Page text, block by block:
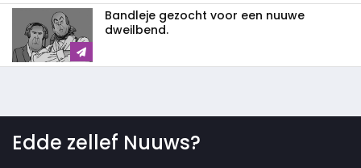
Bandleje gezocht voor een nuuwe
dweilbend.
Edde zellef Nuuws?